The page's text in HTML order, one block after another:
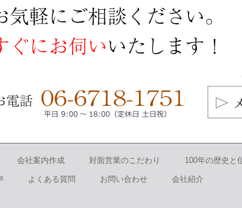
会社案内作成 対面営業のこだわり 100年の歴史と
よくある質問 お問い合わせ 会社紹介